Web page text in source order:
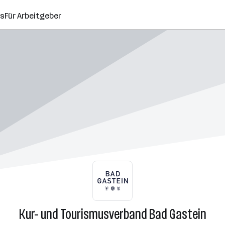
Für Arbeitgeber
Kur- und Tourismusverband Bad Gastein